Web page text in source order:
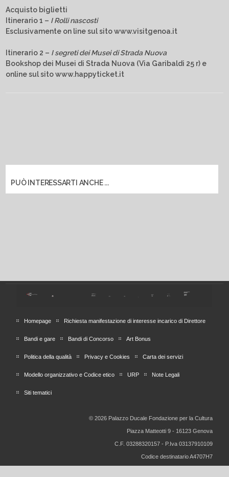
Acquisto biglietti
Itinerario 1 – I Rolli nascosti
Esclusivamente on line sul sito www.visitgenoa.it
Itinerario 2 – I segreti dei Musei di Strada Nuova
Bookshop dei Musei di Strada Nuova (Via Garibaldi 25 r) e
online sul sito www.happyticket.it
PUÒ INTERESSARTI ANCHE ...
Homepage Richiesta manifestazione di interesse incarico di Direttore
Bandi e gare Bandi di Concorso Art Bonus
Politica della qualità Privacy e Cookies Carta dei servizi
Modello organizzativo e Codice etico URP Note Legali
Siti tematici
© 2026 Palazzo Ducale Fondazione per la Cultura
Piazza Matteotti 9 - 16123 Genova
C.F. 03288320157 - P.Iva 03137910109
Codice destinatario A4707H7